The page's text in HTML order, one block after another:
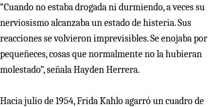
“Cuando no estaba drogada ni durmiendo, a veces su
nerviosismo alcanzaba un estado de histeria. Sus
reacciones se volvieron imprevisibles. Se enojaba por
pequeñeces, cosas que normalmente no la hubieran
molestado”, señala Hayden Herrera.
Hacia julio de 1954, Frida Kahlo agarró un cuadro de